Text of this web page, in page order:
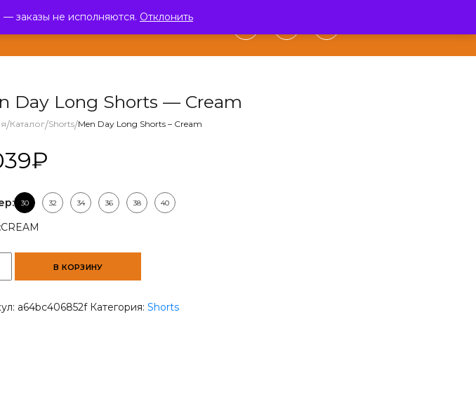
Day Long Shorts — Cream
/Каталог/Shorts/Men Day Long Shorts – Cream
₽
30 32 34 36 38 40
CREAM
В КОРЗИНУ
a64bc406852f Категория:Shorts
заказы не исполняются. Отклонить